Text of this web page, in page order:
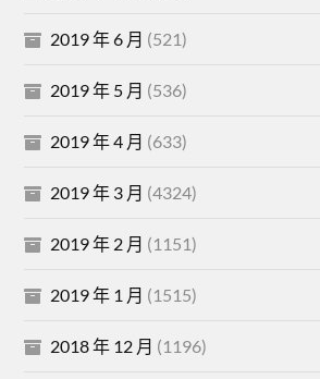
2019 年 6 月 (521)
2019 年 5 月 (536)
2019 年 4 月 (633)
2019 年 3 月 (4324)
2019 年 2 月 (1151)
2019 年 1 月 (1515)
2018 年 12 月 (1196)